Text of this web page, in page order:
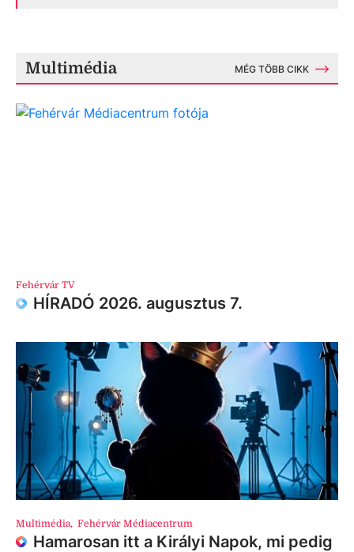
Multimédia MÉG TÖBB CIKK
Fehérvár TV
HÍRADÓ 2026. augusztus 7.
Multimédia, Fehérvár Médiacentrum
Hamarosan itt a Királyi Napok, mi pedig